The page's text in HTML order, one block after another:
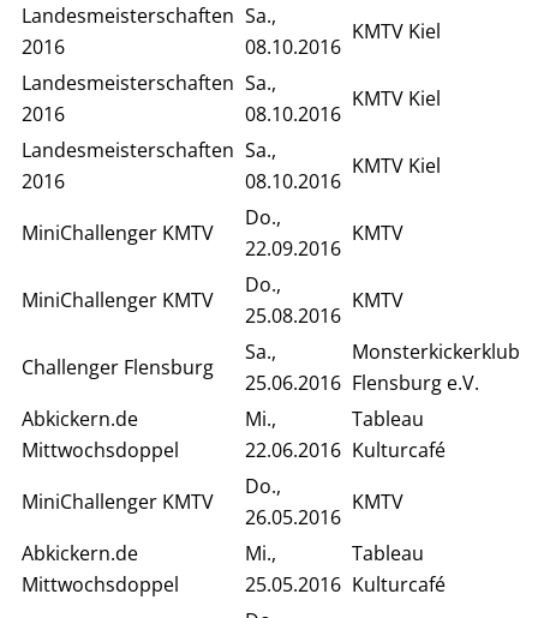
Landesmeisterschaften
2016
Sa.,
08.10.2016
KMTV Kiel
Landesmeisterschaften
2016
Sa.,
08.10.2016
KMTV Kiel
Landesmeisterschaften
2016
Sa.,
08.10.2016
KMTV Kiel
MiniChallenger KMTV
Do.,
22.09.2016
KMTV
MiniChallenger KMTV
Do.,
25.08.2016
KMTV
Challenger Flensburg
Sa.,
25.06.2016
Monsterkickerklub
Flensburg e.V.
Abkickern.de
Mittwochsdoppel
Mi.,
22.06.2016
Tableau
Kulturcafé
MiniChallenger KMTV
Do.,
26.05.2016
KMTV
Abkickern.de
Mittwochsdoppel
Mi.,
25.05.2016
Tableau
Kulturcafé